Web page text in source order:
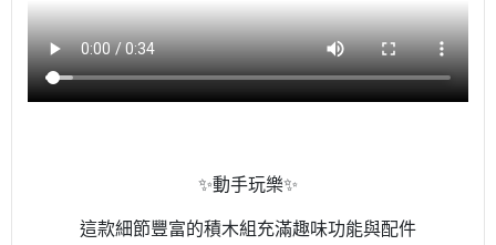
✨動手玩樂✨
這款細節豐富的積木組充滿趣味功能與配件